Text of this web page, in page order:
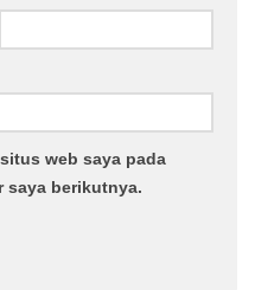
web saya pada
saya berikutnya.